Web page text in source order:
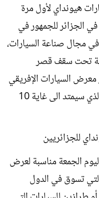
هيونداي لأول مرة
الجزائر للجمهور في
في مجال صناعة السيارات،
تحت سقف قصر
السيارات الإفريقي
“Automotive Africa Show” والذي سيمتد الى غاية 10
الجمعة مناسبة لعرض
تسوق في الدول